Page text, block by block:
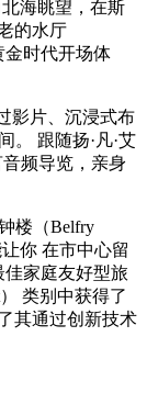
海眺望，在斯
的水厅
金时代开场体
影片、沉浸式布
。 跟随扬·凡·艾
音频导览，亲身
楼（Belfry
你 在市中心留
家庭友好型旅
类别中获得了
其通过创新技术